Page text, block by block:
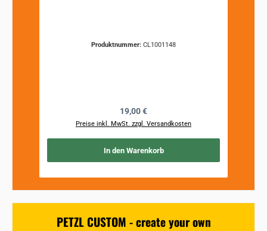
Produktnummer: CL1001148
Regulärer Preis:
19,00 €
Preise inkl. MwSt. zzgl. Versandkosten
In den Warenkorb
PETZL CUSTOM - create your own